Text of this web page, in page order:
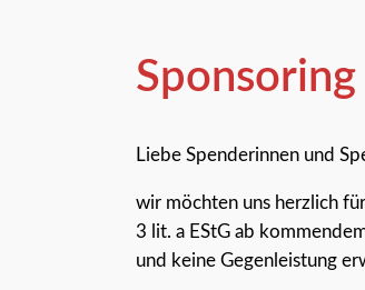
Sponsoring
Liebe Spenderinnen und
wir möchten uns herzlich
3 lit. a EStG ab
und keine Gegenleistung